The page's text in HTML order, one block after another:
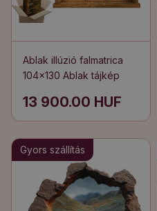
Ablak illúzió falmatrica
104x130 Ablak tájkép
13 900.00 HUF
Gyors szállítás